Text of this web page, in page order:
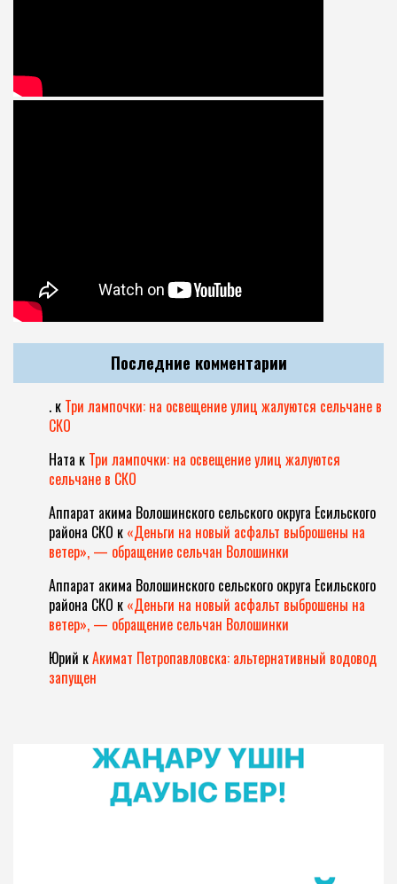
Последние комментарии
. к Три лампочки: на освещение улиц жалуются сельчане в
СКО
Ната к Три лампочки: на освещение улиц жалуются
сельчане в СКО
Аппарат акима Волошинского сельского округа Есильского
района СКО к «Деньги на новый асфальт выброшены на
ветер», — обращение сельчан Волошинки
Аппарат акима Волошинского сельского округа Есильского
района СКО к «Деньги на новый асфальт выброшены на
ветер», — обращение сельчан Волошинки
Юрий кАкимат Петропавловска: альтернативный водовод
запущен